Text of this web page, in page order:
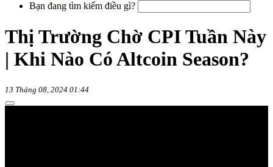
Bạn đang tìm kiếm điều gì?
Thị Trường Chờ CPI Tuần Này
| Khi Nào Có Altcoin Season?
13 Tháng 08, 2024 01:44